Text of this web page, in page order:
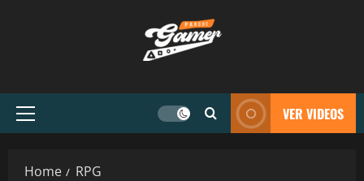
VER VIDEOS
Home RPG